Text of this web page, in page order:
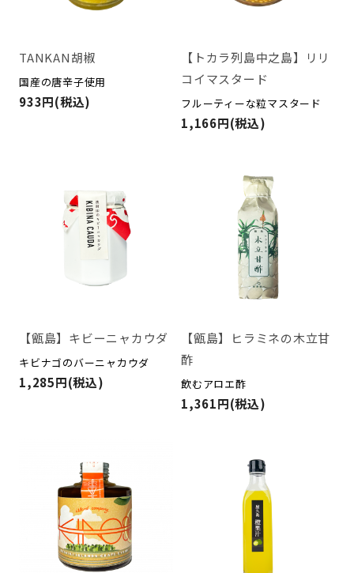
TANKAN胡椒
国産の唐辛子使用
933円(税込)
【トカラ列島中之島】リリ
コイマスタード
フルーティーな粒マスタード
1,166円(税込)
【甑島】キビーニャカウダ
キビナゴのバーニャカウダ
1,285円(税込)
【甑島】ヒラミネの木立甘
酢
飲むアロエ酢
1,361円(税込)